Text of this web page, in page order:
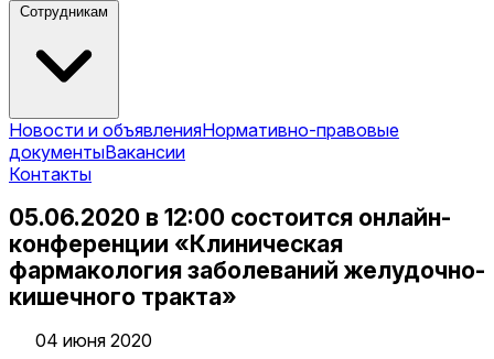
Сотрудникам
Новости и объявленияНормативно-правовые
документыВакансии
Контакты
05.06.2020 в 12:00 состоится онлайн-
конференции «Клиническая
фармакология заболеваний желудочно-
кишечного тракта»
04 июня 2020